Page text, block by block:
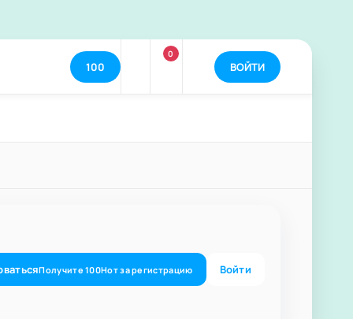
100
0
ВОЙТИ
Получите100Нотза регистрацию Войти